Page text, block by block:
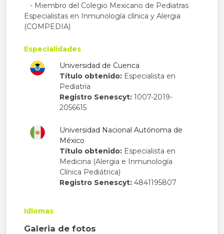
- Miembro del Colegio Mexicano de Pediatras
Especialistas en Inmunología clínica y Alergia
(COMPEDIA)
Especialidades
Universidad de Cuenca
Título obtenido:Especialista en
Pediatría
Registro Senescyt:1007-2019-
2056615
Universidad Nacional Autónoma de
México
Título obtenido:Especialista en
Medicina (Alergia e Inmunología
Clínica Pediátrica)
Registro Senescyt:4841195807
Idiomas
Galeria de fotos